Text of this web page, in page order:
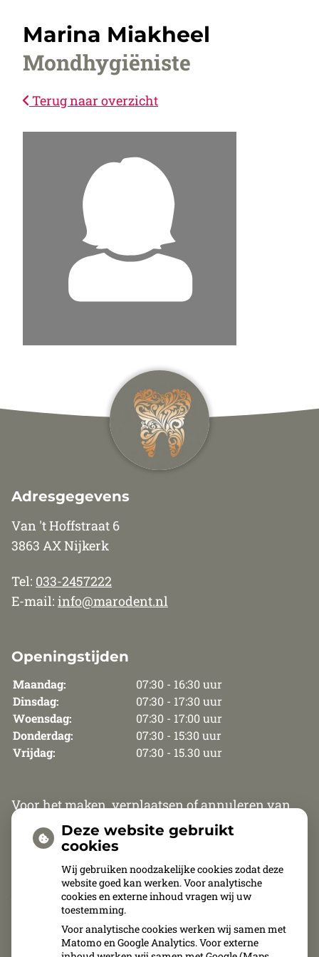
Marina Miakheel
Mondhygiëniste
Terug naar overzicht
Adresgegevens
Van 't Hoffstraat 6
3863 AX Nijkerk
Tel: 033-2457222
E-mail: info@marodent.nl
Openingstijden
Maandag:
07:30 - 16:30 uur
Dinsdag:
07:30 - 17:30 uur
Woensdag:
07:30 - 17:00 uur
Donderdag:
07:30 - 15:30 uur
Vrijdag:
07:30 - 15.30 uur
Voor het maken, verplaatsen of annuleren van
een afspraak zijn wij van maandag t/m
donderdag telefonisch bereikbaar van 8.30 uur
tot 12.00 uur en van 13.30 tot 15.30 uur. Op vrijdag
zijn wij van 8.30 uur tot 11.00 uur telefonisch
bereikbaar.
Afspraken kunnen uitsluitend telefonisch
Deze website gebruikt
cookies
Wij gebruiken noodzakelijke cookies zodat deze
website goed kan werken. Voor analytische
cookies en externe inhoud vragen wij uw
toestemming.
Voor analytische cookies werken wij samen met
Matomo en Google Analytics. Voor externe